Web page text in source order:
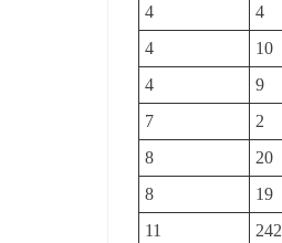
4
4
4
10
4
9
7
2
8
20
8
19
11
242